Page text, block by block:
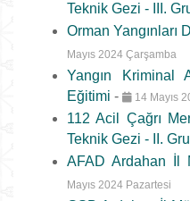
Teknik Gezi - III.
Orman Yangınları
Mayıs 2024 Çarşamba
Yangın Kriminal
Eğitimi - 14 Mayıs
112 Acil Çağrı
Teknik Gezi - II.
AFAD Ardahan İl
Mayıs 2024 Pazartesi